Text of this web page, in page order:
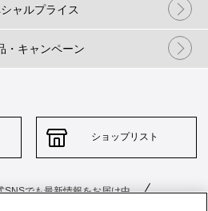
ャルプライス
・キャンペーン
ショップリスト
SNSでも最新情報をお届け中